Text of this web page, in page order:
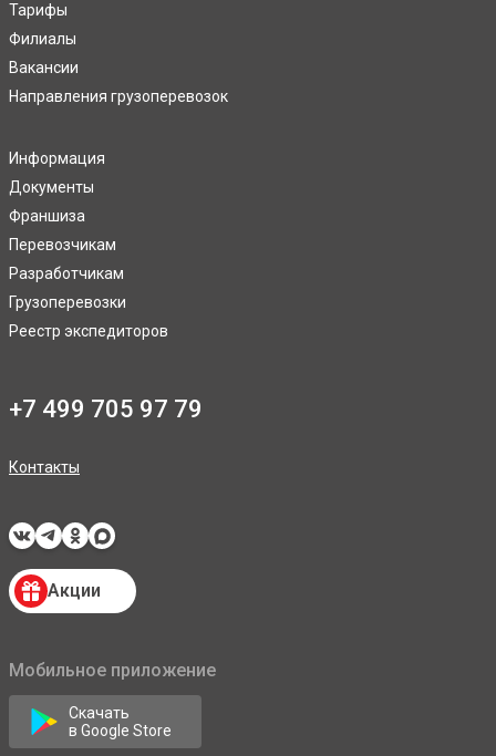
Тарифы
Филиалы
Вакансии
Направления грузоперевозок
Информация
Документы
Франшиза
Перевозчикам
Разработчикам
Грузоперевозки
Реестр экспедиторов
+7 499 705 97 79
Контакты
Акции
Мобильное приложение
Скачать
в Google Store